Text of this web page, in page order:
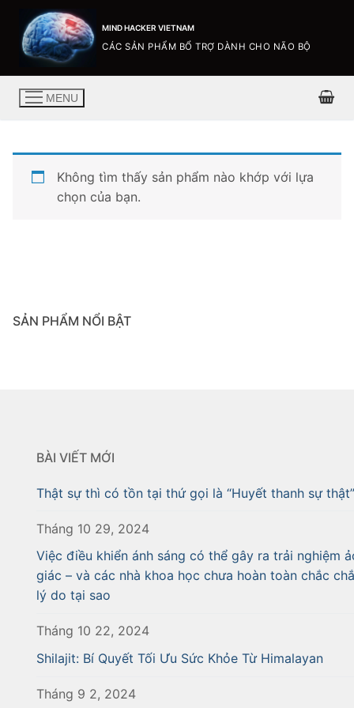
MIND HACKER VIETNAM
CÁC SẢN PHẨM BỔ TRỢ DÀNH CHO NÃO BỘ
MENU
Không tìm thấy sản phẩm nào khớp với lựa
chọn của bạn.
SẢN PHẨM NỔI BẬT
BÀI VIẾT MỚI
Thật sự thì có tồn tại thứ gọi là “Huyết thanh sự
Tháng 10 29, 2024
Việc điều khiển ánh sáng có thể gây ra trải nghiệm
giác – và các nhà khoa học chưa hoàn toàn chắc
lý do tại sao
Tháng 10 22, 2024
Shilajit: Bí Quyết Tối Ưu Sức Khỏe Từ Himalayan
Tháng 9 2, 2024